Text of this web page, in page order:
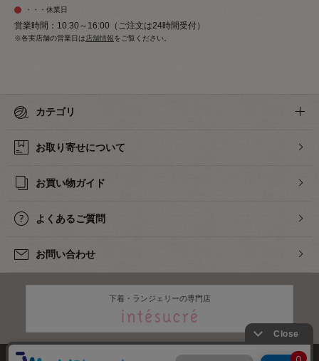
・・・休業日
営業時間：10:30～16:00（ご注文は24時間受付）
※各実店舗の営業日は 店舗情報をご覧ください。
カテゴリ
お取り寄せについて
お買い物ガイド
よくあるご質問
お問い合わせ
下着・ランジェリーの専門店